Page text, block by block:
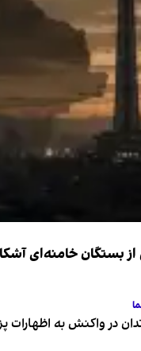
از بستگان خامنه‌ای
در واکنش به اظهارات